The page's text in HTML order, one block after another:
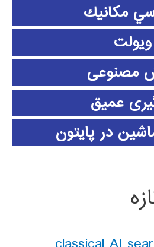
مكانيك
ویولت
مصنوعی
عمیق
در پایتون